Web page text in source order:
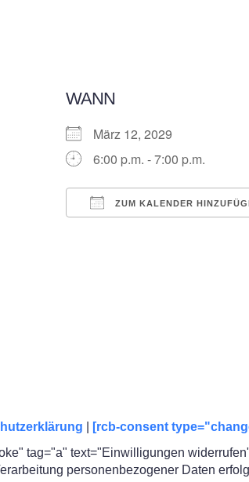
WANN
März 12, 2029
6:00 p.m. - 7:00 p.m.
ZUM KALENDER
[rcb-consent
tag="a" text="Einwilligungen
personenbezogener Daten